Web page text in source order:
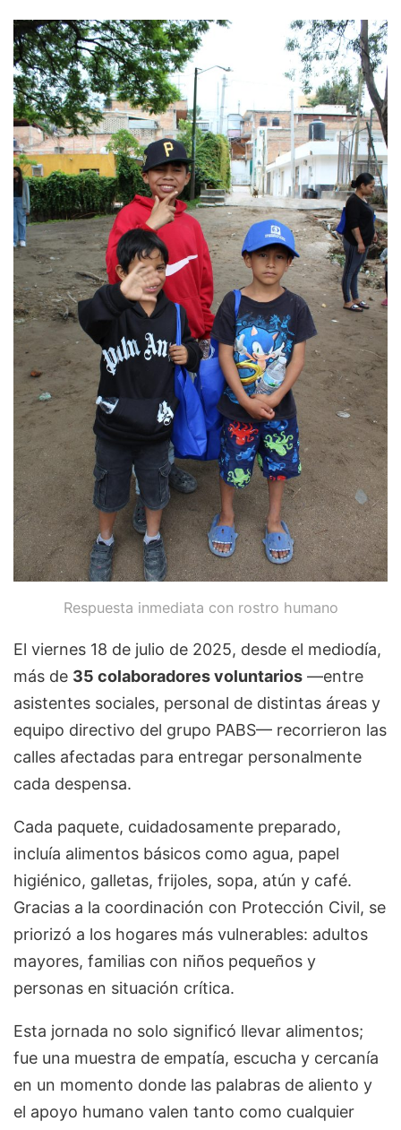
Respuesta inmediata con rostro humano
El viernes 18 de julio de 2025, desde el mediodía,
más de 35 colaboradores voluntarios —entre
asistentes sociales, personal de distintas áreas y
equipo directivo del grupo PABS— recorrieron las
calles afectadas para entregar personalmente
cada despensa.
Cada paquete, cuidadosamente preparado,
incluía alimentos básicos como agua, papel
higiénico, galletas, frijoles, sopa, atún y café.
Gracias a la coordinación con Protección Civil, se
priorizó a los hogares más vulnerables: adultos
mayores, familias con niños pequeños y
personas en situación crítica.
Esta jornada no solo significó llevar alimentos;
fue una muestra de empatía, escucha y cercanía
en un momento donde las palabras de aliento y
el apoyo humano valen tanto como cualquier